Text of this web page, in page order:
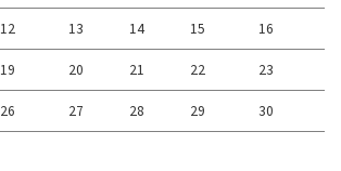
12 13 14 15 16
19 20 21 22 23
26 27 28 29 30